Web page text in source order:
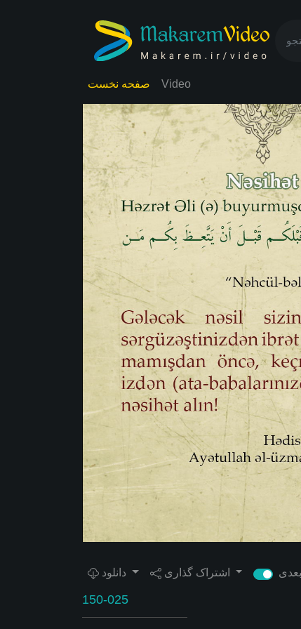
صفحه نخست Video
150-025